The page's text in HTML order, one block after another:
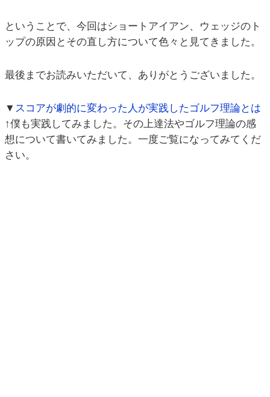
ということで、今回はショートアイアン、ウェッジのト
ップの原因とその直し方について色々と見てきました。
最後までお読みいただいて、ありがとうございました。
▼ スコアが劇的に変わった人が実践したゴルフ理論とは
↑僕も実践してみました。その上達法やゴルフ理論の感
想について書いてみました。一度ご覧になってみてくだ
さい。